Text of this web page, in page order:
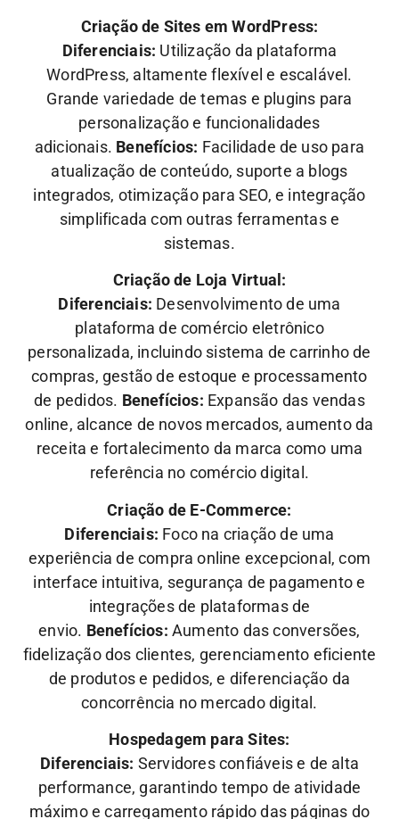
Criação de Sites em WordPress:
Diferenciais: Utilização da plataforma
WordPress, altamente flexível e escalável.
Grande variedade de temas e plugins para
personalização e funcionalidades
adicionais. Benefícios: Facilidade de uso para
atualização de conteúdo, suporte a blogs
integrados, otimização para SEO, e integração
simplificada com outras ferramentas e
sistemas.
Criação de Loja Virtual:
Diferenciais: Desenvolvimento de uma
plataforma de comércio eletrônico
personalizada, incluindo sistema de carrinho de
compras, gestão de estoque e processamento
de pedidos. Benefícios: Expansão das vendas
online, alcance de novos mercados, aumento da
receita e fortalecimento da marca como uma
referência no comércio digital.
Criação de E-Commerce:
Diferenciais: Foco na criação de uma
experiência de compra online excepcional, com
interface intuitiva, segurança de pagamento e
integrações de plataformas de
envio. Benefícios: Aumento das conversões,
fidelização dos clientes, gerenciamento eficiente
de produtos e pedidos, e diferenciação da
concorrência no mercado digital.
Hospedagem para Sites:
Diferenciais: Servidores confiáveis e de alta
performance, garantindo tempo de atividade
máximo e carregamento rápido das páginas do